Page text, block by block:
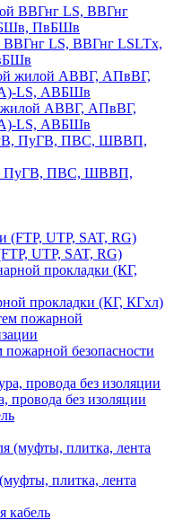
ВВГнг LS, ВВГнг LSLTx,
жилой АВВГ, АПвВГ,
LS, АВБШв
ПуГВ, ПВС, ШВВП,
UTP, SAT, RG)
прокладки (КГ, КГхл)
безопасности
без изоляции
плитка, лента